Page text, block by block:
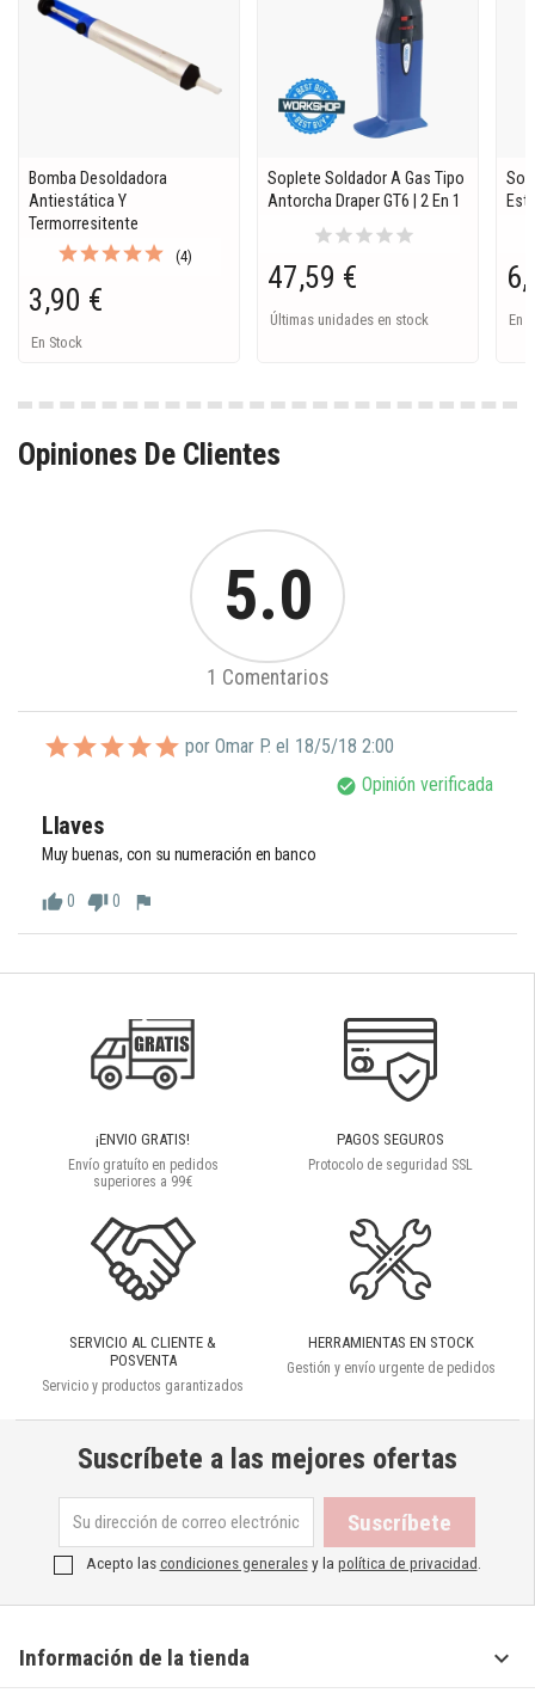
Bomba Desoldadora
Antiestática Y
Termorresitente
(4)
3,90 €
En Stock
Soplete Soldador A Gas Tipo
Antorcha Draper GT6 | 2 En 1
starstarstarstarstar
47,59 €
Últimas unidades en stock En
Opiniones De Clientes
5.0
1 Comentarios
por Omar P. el 18/5/18 2:00
check_circle Opinión verificada
Llaves
Muy buenas, con su numeración en banco
thumb_up0 thumb_down0 flag
¡ENVIO GRATIS!
Envío gratuíto en pedidos
superiores a 99€
PAGOS SEGUROS
Protocolo de seguridad SSL
SERVICIO AL CLIENTE &
POSVENTA
Servicio y productos garantizados
HERRAMIENTAS EN STOCK
Gestión y envío urgente de pedidos
Suscríbete a las mejores ofertas
Acepto lascondiciones generalesy la política de privacidad
Información de la tienda 